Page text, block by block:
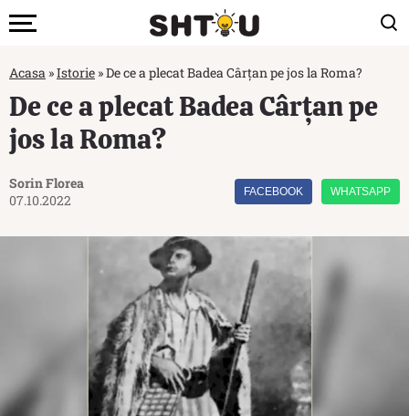
Acasa »Istorie »De ce a plecat Badea Cârțan pe jos la Roma?
De ce a plecat Badea Cârțan pe
jos la Roma?
Sorin Florea
07.10.2022
FACEBOOK WHATSAPP